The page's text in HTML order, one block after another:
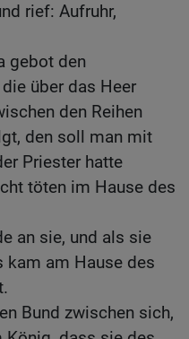
rief: Aufruhr,
gebot den
über das Heer
den Reihen
den soll man mit
Priester hatte
töten im Hause des
an sie, und als sie
kam am Hause des
Bund zwischen sich,